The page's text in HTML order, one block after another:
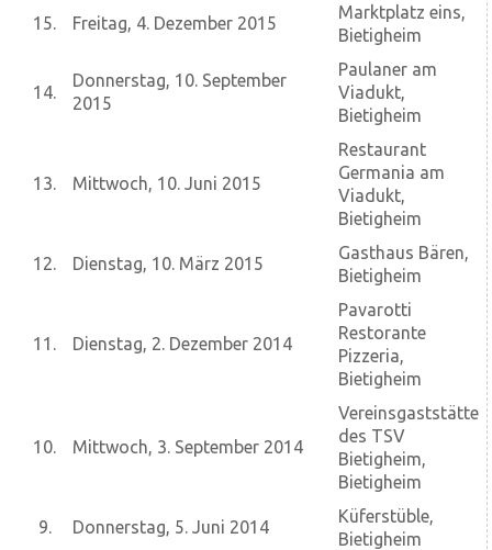
15. Freitag, 4. Dezember 2015
Marktplatz eins,
Bietigheim
14.
Donnerstag, 10. September
2015
Paulaner am
Viadukt,
Bietigheim
13. Mittwoch, 10. Juni 2015
Restaurant
Germania am
Viadukt,
Bietigheim
12. Dienstag, 10. März 2015
Gasthaus Bären,
Bietigheim
11. Dienstag, 2. Dezember 2014
Pavarotti
Restorante
Pizzeria,
Bietigheim
10. Mittwoch, 3. September 2014
Vereinsgaststätte
des TSV
Bietigheim,
Bietigheim
9. Donnerstag, 5. Juni 2014
Küferstüble,
Bietigheim